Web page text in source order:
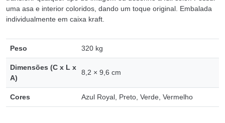
uma asa e interior coloridos, dando um toque original. Embalada
individualmente em caixa kraft.
Peso 320 kg
Dimensões (C x L x
A)
8,2 × 9,6 cm
Cores Azul Royal, Preto, Verde, Vermelho